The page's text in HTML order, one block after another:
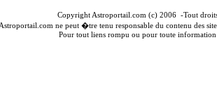
Copyright Astroportail.com (c) 2006 -Tout
ne peut �tre tenu responsable du contenu des
Pour tout liens rompu ou pour toute information